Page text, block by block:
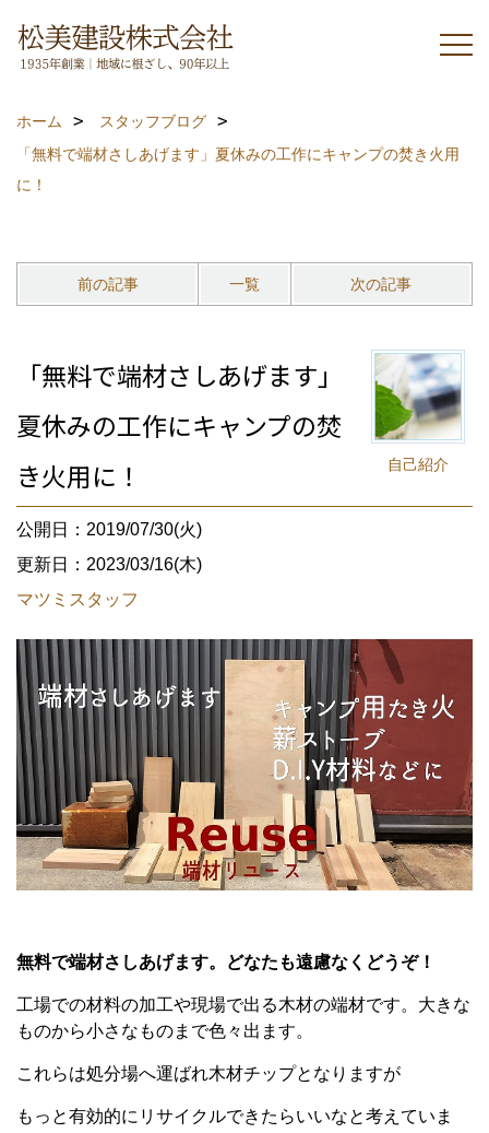
ホーム
スタッフブログ
「無料で端材さしあげます」夏休みの工作にキャンプの焚き火用
に！
前の記事 一覧 次の記事
自己紹介
「無料で端材さしあげます」
夏休みの工作にキャンプの焚
き火用に！
公開日：2019/07/30(火)
更新日：2023/03/16(木)
マツミスタッフ
無料で端材さしあげます。どなたも遠慮なくどうぞ！
工場での材料の加工や現場で出る木材の端材です。大きな
ものから小さなものまで色々出ます。
これらは処分場へ運ばれ木材チップとなりますが
もっと有効的にリサイクルできたらいいなと考えていま